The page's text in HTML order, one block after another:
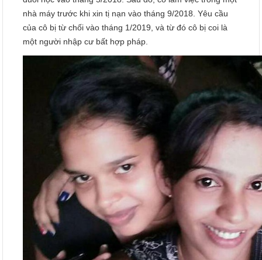
nhà máy trước khi xin tị nạn vào tháng 9/2018. Yêu cầu
của cô bị từ chối vào tháng 1/2019, và từ đó cô bị coi là
một người nhập cư bất hợp pháp.